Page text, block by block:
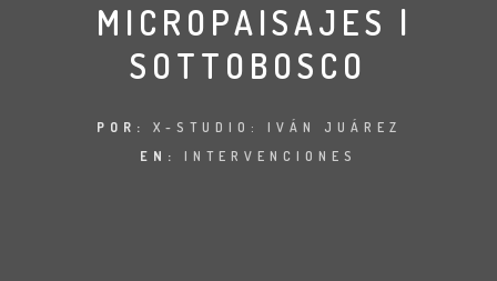
INTERVENCIONESMICROPAISAJES |
SOTTOBOSCO
POR: X-STUDIO: IVÁN JUÁREZ
EN: INTERVENCIONES